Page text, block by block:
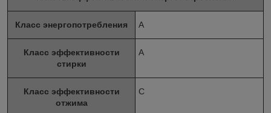
Класс энергопотребления A
Класс эффективности
стирки
A
Класс эффективности
отжима
C